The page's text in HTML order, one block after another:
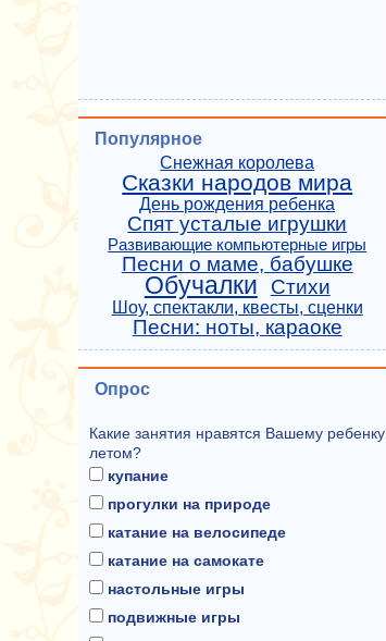
Популярное
Снежная королева
Сказки народов мира
День рождения ребенка
Спят усталые игрушки
Развивающие компьютерные игры
Песни о маме, бабушке
Обучалки Стихи
Шоу, спектакли, квесты, сценки
Песни: ноты, караоке
Опрос
Какие занятия нравятся Вашему ребенку
летом?
купание
прогулки на природе
катание на велосипеде
катание на самокате
настольные игры
подвижные игры